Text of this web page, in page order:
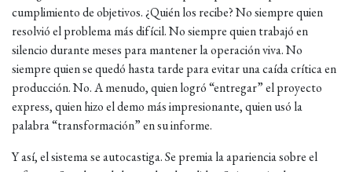
cumplimiento de objetivos. ¿Quién los recibe? No siempre quien
resolvió el problema más difícil. No siempre quien trabajó en
silencio durante meses para mantener la operación viva. No
siempre quien se quedó hasta tarde para evitar una caída crítica en
producción. No. A menudo, quien logró “entregar” el proyecto
express, quien hizo el demo más impresionante, quien usó la
palabra “transformación” en su informe.
Y así, el sistema se autocastiga. Se premia la apariencia sobre el